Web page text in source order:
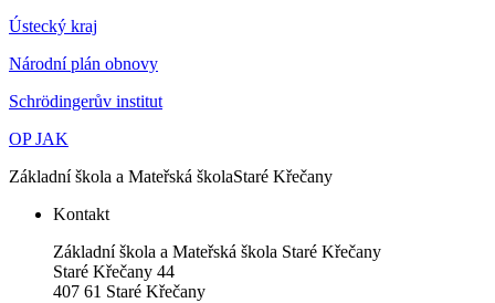
Ústecký kraj
Národní plán obnovy
Schrödingerův institut
OP JAK
Základní škola a Mateřská školaStaré Křečany
Kontakt
Základní škola a Mateřská škola Staré Křečany
Staré Křečany 44
407 61 Staré Křečany